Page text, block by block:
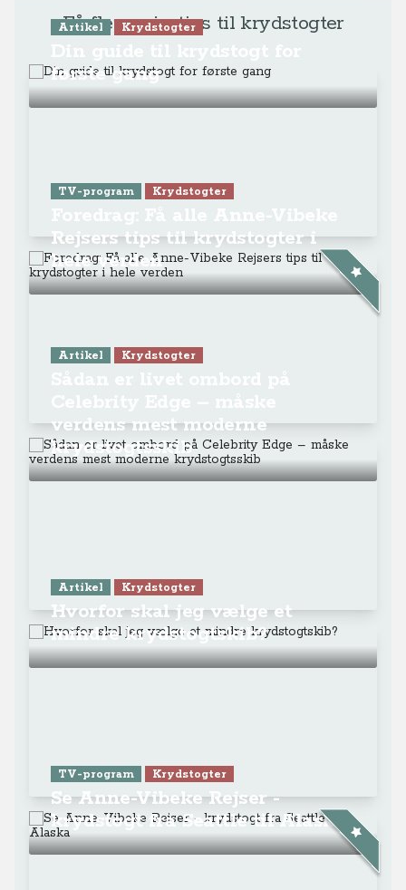
Få flere rejsetips til krydstogter
Artikel Krydstogter
første gang
TV-program Krydstogter
Rejsers tips til krydstogter i
hele verden
Artikel Krydstogter
verdens mest moderne
krydstogtsskib
Artikel Krydstogter
Hvorfor skal jeg vælge et
mindre krydstogtskib?
TV-program Krydstogter
Se Anne-Vibeke Rejser -
krydstogt fra Seattle til Alaska